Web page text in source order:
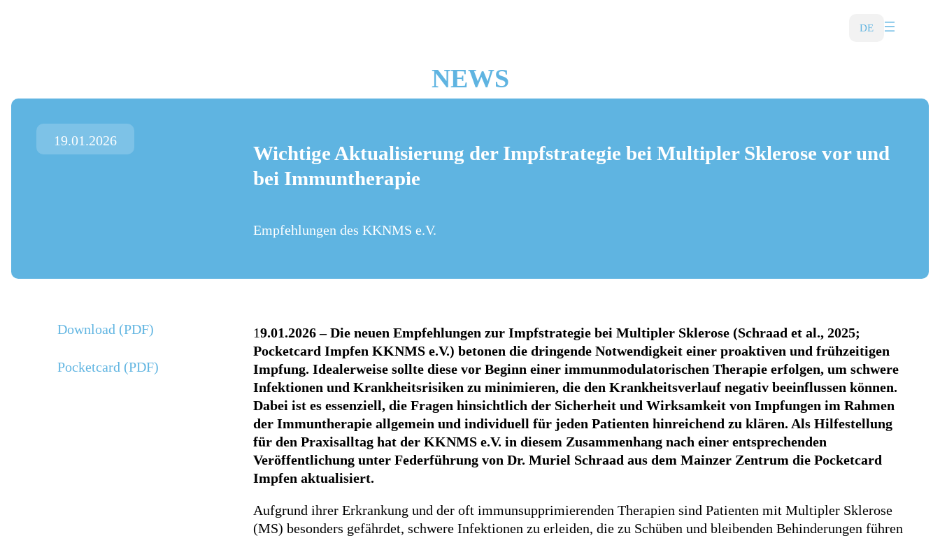
NEWS
19.01.2026
Wichtige Aktualisierung der Impfstrategie bei Multipler Sklerose vor und
bei Immuntherapie
Empfehlungen des KKNMS e.V.
Download (PDF)
Pocketcard (PDF)
19.01.2026 – Die neuen Empfehlungen zur Impfstrategie bei Multipler Sklerose (Schraad et al., 2025;
Pocketcard Impfen KKNMS e.V.) betonen die dringende Notwendigkeit einer proaktiven und frühzeitigen
Impfung. Idealerweise sollte diese vor Beginn einer immunmodulatorischen Therapie erfolgen, um schwere
Infektionen und Krankheitsrisiken zu minimieren, die den Krankheitsverlauf negativ beeinflussen können.
Dabei ist es essenziell, die Fragen hinsichtlich der Sicherheit und Wirksamkeit von Impfungen im Rahmen
der Immuntherapie allgemein und individuell für jeden Patienten hinreichend zu klären. Als Hilfestellung
für den Praxisalltag hat der KKNMS e.V. in diesem Zusammenhang nach einer entsprechenden
Veröffentlichung unter Federführung von Dr. Muriel Schraad aus dem Mainzer Zentrum die Pocketcard
Impfen aktualisiert.
Aufgrund ihrer Erkrankung und der oft immunsupprimierenden Therapien sind Patienten mit Multipler Sklerose
(MS) besonders gefährdet, schwere Infektionen zu erleiden, die zu Schüben und bleibenden Behinderungen führen
DE